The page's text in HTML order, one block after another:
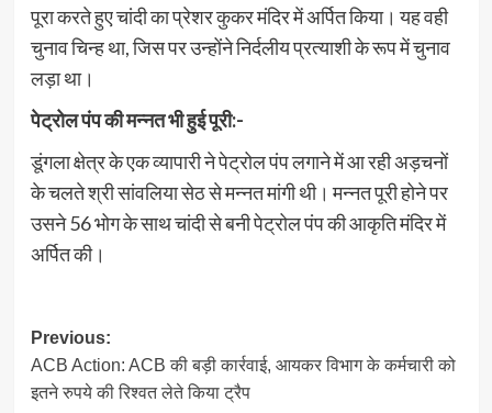
पूरा करते हुए चांदी का प्रेशर कुकर मंदिर में अर्पित किया। यह वही
चुनाव चिन्ह था, जिस पर उन्होंने निर्दलीय प्रत्याशी के रूप में चुनाव
लड़ा था।
पेट्रोल पंप की मन्नत भी हुई पूरी:-
डूंगला क्षेत्र के एक व्यापारी ने पेट्रोल पंप लगाने में आ रही अड़चनों
के चलते श्री सांवलिया सेठ से मन्नत मांगी थी। मन्नत पूरी होने पर
उसने 56 भोग के साथ चांदी से बनी पेट्रोल पंप की आकृति मंदिर में
अर्पित की।
Post
navigation
Previous:
ACB Action: ACB की बड़ी कार्रवाई, आयकर व‍िभाग के कर्मचारी को
इतने रुपये की रिश्वत लेते किया ट्रैप